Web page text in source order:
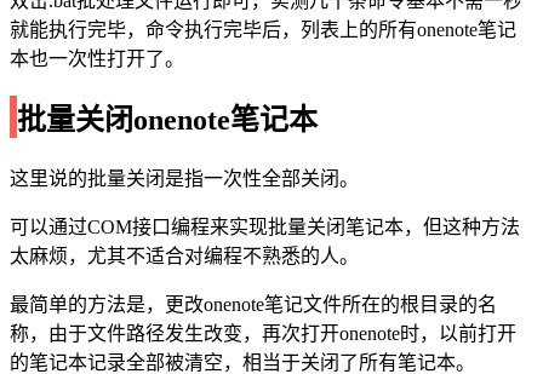
就能执行完毕，命令执行完毕后，列表上的所有onenote笔记
本也一次性打开了。
批量关闭onenote笔记本
这里说的批量关闭是指一次性全部关闭。
可以通过COM接口编程来实现批量关闭笔记本，但这种方法
太麻烦，尤其不适合对编程不熟悉的人。
最简单的方法是，更改onenote笔记文件所在的根目录的名
称，由于文件路径发生改变，再次打开onenote时，以前打开
的笔记本记录全部被清空，相当于关闭了所有笔记本。